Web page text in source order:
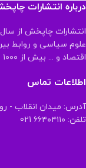
درباره انتشارات
علوم سیاسی و روابط
اقتصاد و ... بیش از ۱۰۰۰ عنوان کتاب روانه بازار نشر کرده است .
اطلاعات تماس
آدرس: میدان انقلاب -
تلفن: ۶۶۴۰۴۱۱۰ 021